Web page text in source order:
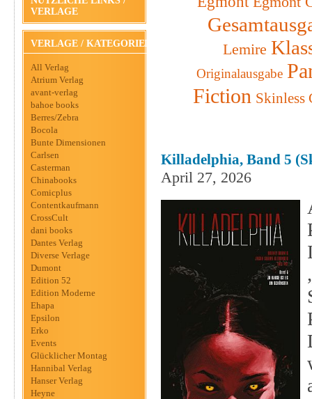
VERLAGE
VERLAGE / KATEGORIEN
All Verlag
Atrium Verlag
avant-verlag
bahoe books
Berres/Zebra
Bocola
Bunte Dimensionen
Carlsen
Casterman
Chinabooks
Comicplus
Contentkaufmann
CrossCult
dani books
Dantes Verlag
Diverse Verlage
Dumont
Edition 52
Edition Moderne
Ehapa
Epsilon
Erko
Events
Glücklicher Montag
Hannibal Verlag
Hanser Verlag
Heyne
Lemire
Originalausgabe
Fiction Skinless
Killadelphia, Band 5
April 27, 2026